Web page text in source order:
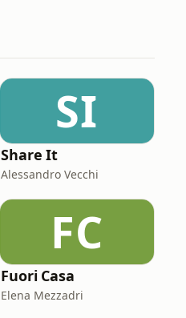
SI
Share It
Alessandro Vecchi
FC
Fuori Casa
Elena Mezzadri